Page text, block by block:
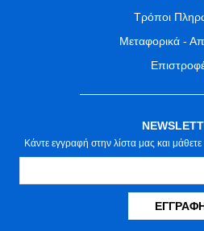
Τρόποι
Μεταφορικά -
Κάντε εγγραφή στην λίστα μας και